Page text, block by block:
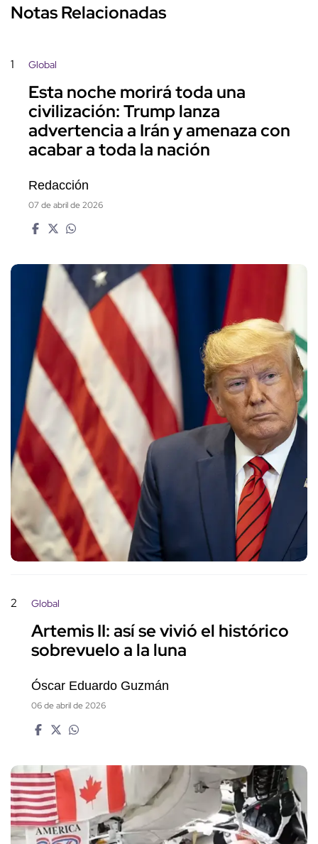
Notas Relacionadas
1 Global
Esta noche morirá toda una
civilización: Trump lanza
advertencia a Irán y amenaza con
acabar a toda la nación
Redacción
07 de abril de 2026
2 Global
Artemis II: así se vivió el histórico
sobrevuelo a la luna
Óscar Eduardo Guzmán
06 de abril de 2026